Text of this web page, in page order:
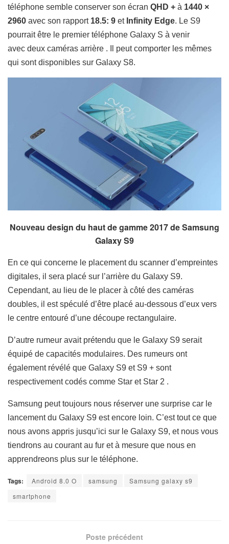
téléphone semble conserver son écran QHD + à 1440 ×
2960 avec son rapport 18.5: 9 etInfinity Edge. Le S9
pourrait être le premier téléphone Galaxy S à venir
avec deux caméras arrière . Il peut comporter les mêmes
qui sont disponibles sur Galaxy S8.
Nouveau design du haut de gamme 2017 de Samsung
Galaxy S9
En ce qui concerne le placement du scanner d’empreintes
digitales, il sera placé sur l’arrière du Galaxy S9.
Cependant, au lieu de le placer à côté des caméras
doubles, il est spéculé d’être placé au-dessous d’eux vers
le centre entouré d’une découpe rectangulaire.
D’autre rumeur avait prétendu que le Galaxy S9 serait
équipé de capacités modulaires. Des rumeurs ont
également révélé que Galaxy S9 et S9 + sont
respectivement codés comme Star et Star 2 .
Samsung peut toujours nous réserver une surprise car le
lancement du Galaxy S9 est encore loin. C’est tout ce que
nous avons appris jusqu’ici sur le Galaxy S9, et nous vous
tiendrons au courant au fur et à mesure que nous en
apprendreons plus sur le téléphone.
Tags: Android 8.0 O samsung
Samsung galaxy s9
smartphone
Poste précédent